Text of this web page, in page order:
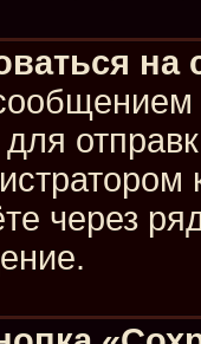
через